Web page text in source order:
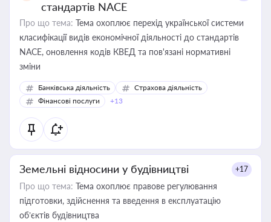
стандартів NACE
Про що тема: Тема охоплює перехід української системи
класифікації видів економічної діяльності до стандартів
NACE, оновлення кодів КВЕД та пов'язані нормативні
зміни
Банківська діяльність
Страхова діяльність
Фінансові послуги
+13
Земельні відносини у будівництві +17
Про що тема: Тема охоплює правове регулювання
підготовки, здійснення та введення в експлуатацію
об’єктів будівництва